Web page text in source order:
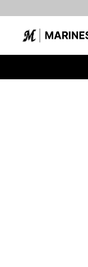
レプリカユニホーム